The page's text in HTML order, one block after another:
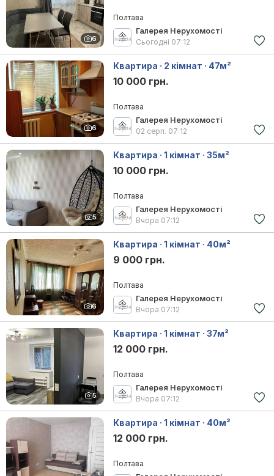
6
Полтава
Галерея Нерухомості
Сьогодні 07:12
6
Квартира · 2 кімнат · 47м²
10 000 грн.
Полтава
Галерея Нерухомості
02 серп. 07:12
5
Квартира · 1 кімнат · 35м²
10 000 грн.
Полтава
Галерея Нерухомості
Вчора 07:12
6
Квартира · 1 кімнат · 40м²
9 000 грн.
Полтава
Галерея Нерухомості
Вчора 07:12
5
Квартира · 1 кімнат · 37м²
12 000 грн.
Полтава
Галерея Нерухомості
Вчора 07:12
Квартира · 1 кімнат · 40м²
12 000 грн.
Полтава